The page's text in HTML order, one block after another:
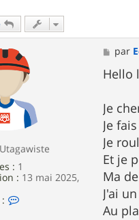
: 1
: 13 mai 2025,
M
e
s
s
g
e
par
Hello
Je
Je
Je
Et je
Ma
J'ai
Au